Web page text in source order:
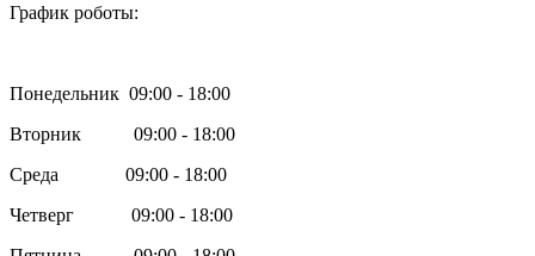
График роботы:
Понедельник 09:00 - 18:00
Вторник 09:00 - 18:00
Среда 09:00 - 18:00
Четверг 09:00 - 18:00